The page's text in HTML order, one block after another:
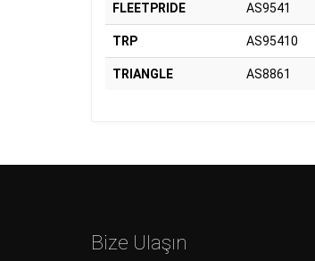
FLEETPRIDE AS9541
TRP AS95410
TRIANGLE AS8861
Bize Ulaşın